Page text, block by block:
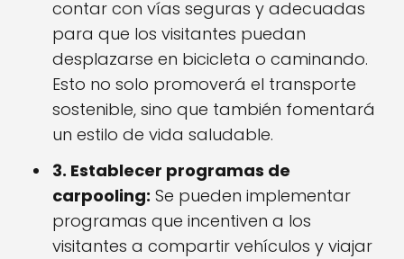
contar con vías seguras y adecuadas
para que los visitantes puedan
desplazarse en bicicleta o caminando.
Esto no solo promoverá el transporte
sostenible, sino que también fomentará
un estilo de vida saludable.
3. Establecer programas de
carpooling: Se pueden implementar
programas que incentiven a los
visitantes a compartir vehículos y viajar